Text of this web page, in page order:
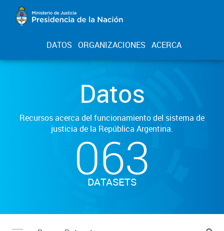
DATOS ORGANIZACIONES ACERCA
Datos
Recursos acerca del funcionamiento del sistema de
justicia de la República Argentina.
063
DATASETS